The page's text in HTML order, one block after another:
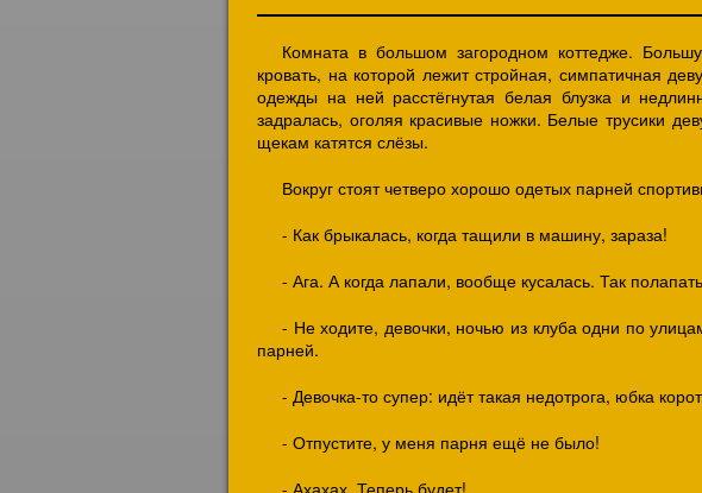
Комната в большом загородном коттедже.
кровать, на которой лежит стройная, симпатичная
одежды на ней расстёгнутая белая блузка и
задралась, оголяя красивые ножки. Белые трусики
щекам катятся слёзы.
Вокруг стоят четверо хорошо одетых парней
- Как брыкалась, когда тащили в машину, зараза!
- Ага. А когда лапали, вообще кусалась. Так
- Не ходите, девочки, ночью из клуба одни по
парней.
- Девочка-то супер: идёт такая недотрога, юбка
- Отпустите, у меня парня ещё не было!
- Ахахах. Теперь будет!